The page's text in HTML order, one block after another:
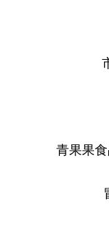
青果果